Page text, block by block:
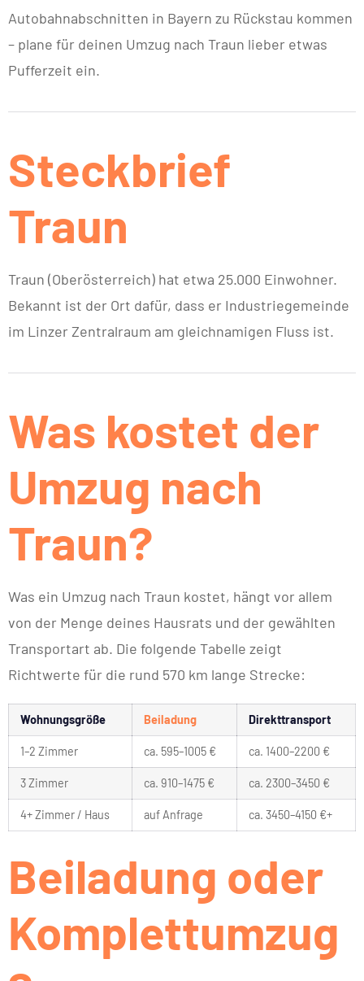
Autobahnabschnitten in Bayern zu Rückstau kommen
– plane für deinen Umzug nach Traun lieber etwas
Pufferzeit ein.
Steckbrief
Traun
Traun (Oberösterreich) hat etwa 25.000 Einwohner.
Bekannt ist der Ort dafür, dass er Industriegemeinde
im Linzer Zentralraum am gleichnamigen Fluss ist.
Was kostet der
Umzug nach
Traun?
Was ein Umzug nach Traun kostet, hängt vor allem
von der Menge deines Hausrats und der gewählten
Transportart ab. Die folgende Tabelle zeigt
Richtwerte für die rund 570 km lange Strecke:
Wohnungsgröße Beiladung Direkttransport
1–2 Zimmer ca. 595–1005 € ca. 1400–2200 €
3 Zimmer ca. 910–1475 € ca. 2300–3450 €
4+ Zimmer / Haus auf Anfrage ca. 3450–4150 €+
Beiladung oder
Komplettumzug